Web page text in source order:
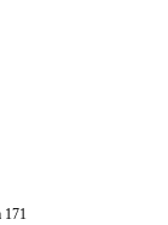
171